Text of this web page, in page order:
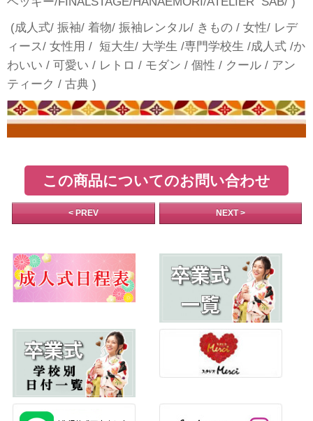
(成人式/ 振袖/ 着物/ 振袖レンタル/ きもの / 女性/ レデ
ィース/ 女性用 / 短大生/ 大学生 /専門学校生 /成人式 /か
わいい / 可愛い / レトロ / モダン / 個性 / クール / アン
ティーク / 古典 )
この商品についてのお問い合わせ
< PREV NEXT >